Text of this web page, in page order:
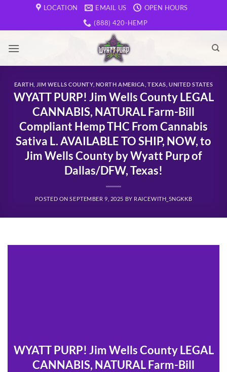
content
LOCATION EMAIL US
OPEN HOURS
(888) 420-HEMP
EARTH JIM WELLS COUNTY, NORTH AMERICA ,TEXAS ,UNITED STATES
WYATT PURP! Jim Wells County LEGAL
CANNABIS, NATURAL Farm-Bill
Compliant Hemp THC From Cannabis
Sativa L. AVAILABLE TO SHIP, NOW, to
Jim Wells County by Wyatt Purp of
Dallas/DFW, Texas!
POSTED ONSEPTEMBER 9, 2025 BY RAICEWITH_5NGKKB
WYATT PURP! Jim Wells County LEGAL
CANNABIS, NATURAL Farm-Bill